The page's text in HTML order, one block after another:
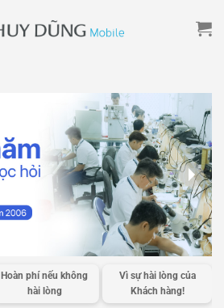
Hoàn phí nếu không
hài lòng
Vì sự hài lòng của
Khách hàng!